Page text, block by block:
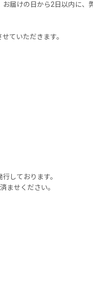
届けの日から2日以内に、
ていただきます。
しております。
ませください。